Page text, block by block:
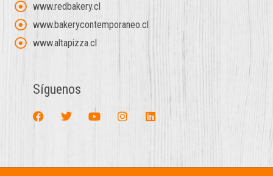
www.redbakery.cl
www.bakerycontemporaneo.cl
www.altapizza.cl
Síguenos